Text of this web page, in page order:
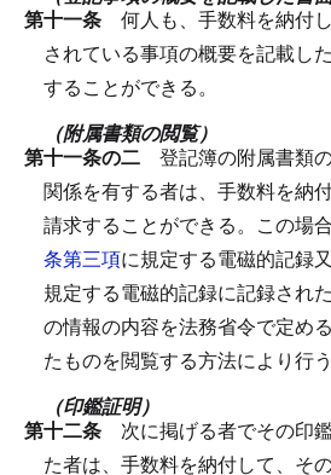
第十一条 何人も、手数料を納付
されている事項の概要を記載し
することができる。
（附属書類の閲覧）
第十一条の二 登記簿の附属書類
関係を有する者は、手数料を納
請求することができる。 この場
条第三項に規定する電磁的記録
規定する電磁的記録に記録され
の情報の内容を法務省令で定め
たものを閲覧する方法により行う
（印鑑証明）
第十二条 次に掲げる者でその印
た者は、手数料を納付して、そ